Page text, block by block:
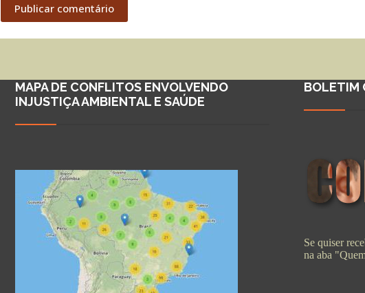
Publicar comentário
MAPA DE CONFLITOS ENVOLVENDO
INJUSTIÇA AMBIENTAL E SAÚDE
BOLETIM
Se quiser
na aba